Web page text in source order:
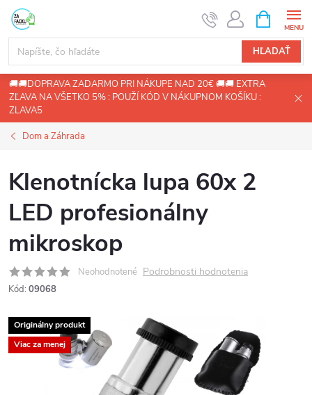
Prejsť
obsah
HĽADAŤ
KOŠÍK
🚚🚚DOPRAVA ZADARMO PRI NÁKUPE NAD 20€ 🚚🚚 EXTRA
ZĽAVA NA VŠETKO 5% : POUŽÍ KÓD V NÁKUPNOM KOŠÍKU :
ZLAVA5
Dom a Záhrada
Klenotnícka lupa 60x 2
LED profesionálny
mikroskop
Neohodnotené Podrobnosti hodnotenia
Kód: 09068
Originálny produkt
Viac za menej